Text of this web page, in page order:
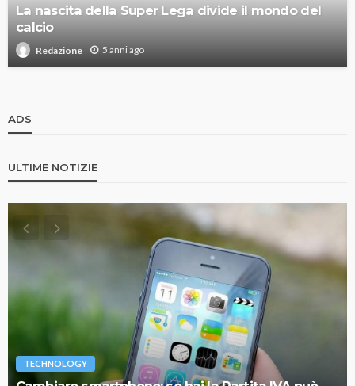
La nascita della Super Lega divide il mondo del
calcio
Redazione 5 anni ago
ADS
ULTIME NOTIZIE
TECHNOLOGY